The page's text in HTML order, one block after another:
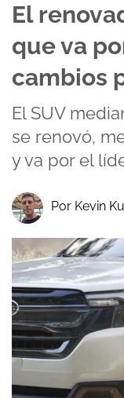
El
que va
cambios
El SUV
se renovó,
y va por el
Por Kevin